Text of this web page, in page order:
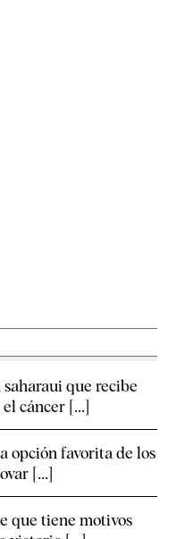
saharaui que recibe
cáncer [...]
opción favorita de los
[...]
que tiene motivos